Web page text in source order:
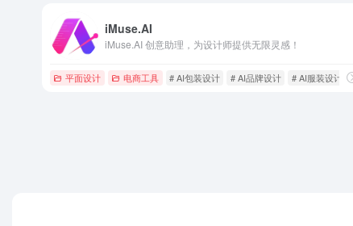
iMuse.AI
iMuse.AI 创意助理，为设计师提供无限灵感！
平面设计 电商工具 # AI包装设计 # AI品牌设计 # AI服装设计